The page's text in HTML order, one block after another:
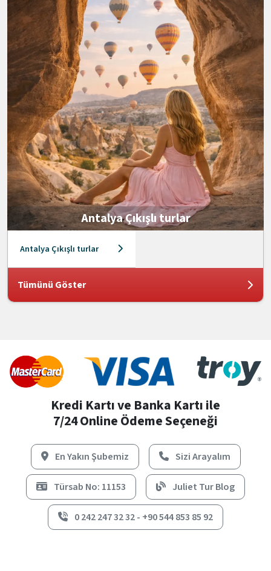
Antalya Çıkışlı turlar
Antalya Çıkışlı turlar
Tümünü Göster
Kredi Kartı ve Banka Kartı ile
7/24 Online Ödeme Seçeneği
En Yakın Şubemiz Sizi Arayalım
Türsab No: 11153 Juliet Tur Blog
0 242 247 32 32 - +90 544 853 85 92